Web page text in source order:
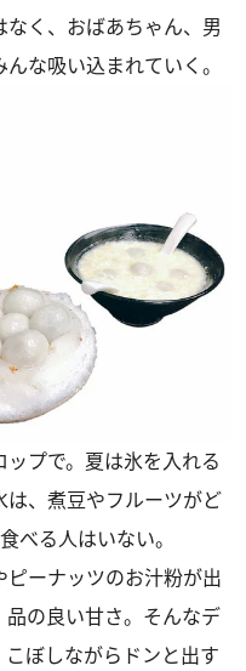
く、おばあちゃん、男
な吸い込まれていく。
プで。夏は氷を入れる
、煮豆やフルーツがど
べる人はいない。
ーナッツのお汁粉が出
の良い甘さ。そんなデ
ぼしながらドンと出す